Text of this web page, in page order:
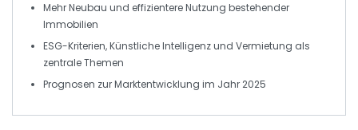
MehrNeubau und effizientere Nutzung bestehender
Immobilien
ESG-Kriterien,Künstliche Intelligenzund Vermietung als
zentrale Themen
Prognosen zurMarktentwicklung im Jahr 2025